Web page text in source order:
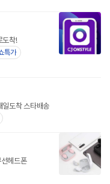
도착!
특가
일도착 스타배송
헤드폰